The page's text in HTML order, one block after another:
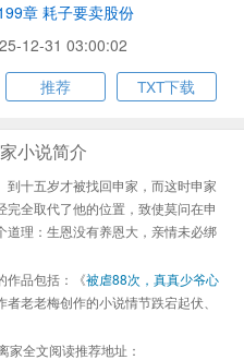
章 耗子要卖股份
12-31 03:00:02
推荐 TXT下载
小说简介
十五岁才被找回申家，而这时申家
全取代了他的位置，致使莫问在申
理：生恩没有养恩大，亲情未必绑
作品包括：《被虐88次，真真少爷心
老老梅创作的小说情节跌宕起伏、
家全文阅读推荐地址：